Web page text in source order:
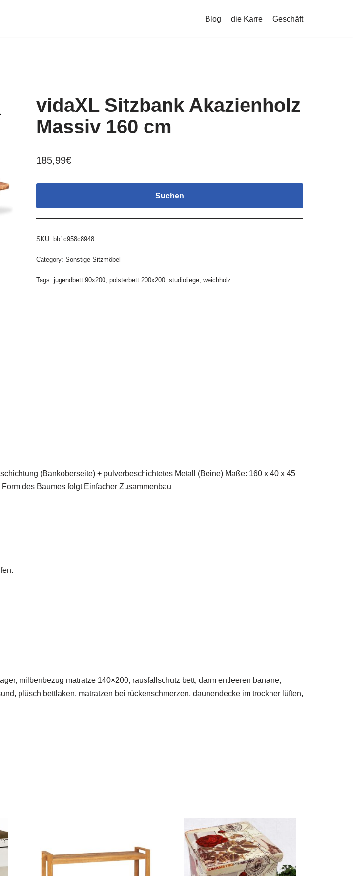
Blog die Karre Geschäft
vidaXL Sitzbank Akazienholz
Massiv 160 cm
185,99€
Suchen
SKU: bb1c958c8948
Category: Sonstige Sitzmöbel
Tags: jugendbett 90x200, polsterbett 200x200, studioliege, weichholz
(Bankoberseite) + pulverbeschichtetes Metall (Beine) Maße: 160 x 40 x 45
des Baumes folgt Einfacher Zusammenbau
milbenbezug matratze 140×200, rausfallschutz bett, darm entleeren banane,
plüsch bettlaken, matratzen bei rückenschmerzen, daunendecke im trockner lüften,